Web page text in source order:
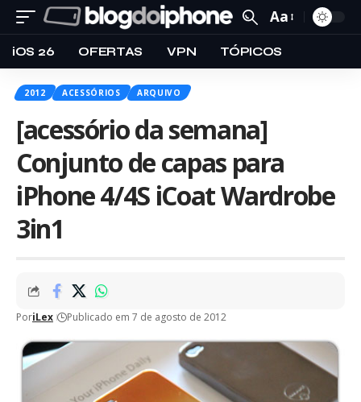
Aa
iOS 26 OFERTAS VPN TÓPICOS
2012 ACESSÓRIOS ARQUIVO
[acessório da semana]
Conjunto de capas para
iPhone 4/4S iCoat Wardrobe
3in1
PoriLex Publicado em 7 de agosto de 2012